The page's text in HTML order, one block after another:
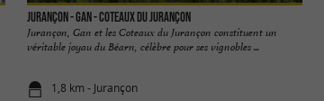
Jurançon - Gan - Coteaux du Jurançon
Jurançon, Gan et les Coteaux du Jurançon constituent un
véritable joyau du Béarn, célèbre pour ses vignobles ...
1,8 km - Jurançon